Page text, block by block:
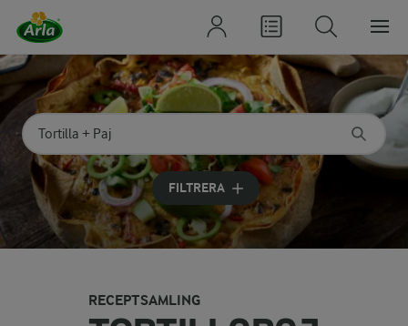
Sök på kategori eller ingrediens
Skriv in sökord för att få förslag
FILTRERA
RECEPTSAMLING